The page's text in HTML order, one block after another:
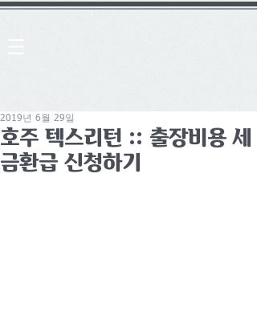
호주 텍스리턴 :: 출장비용 세
금환급 신청하기
2019년 6월 29일